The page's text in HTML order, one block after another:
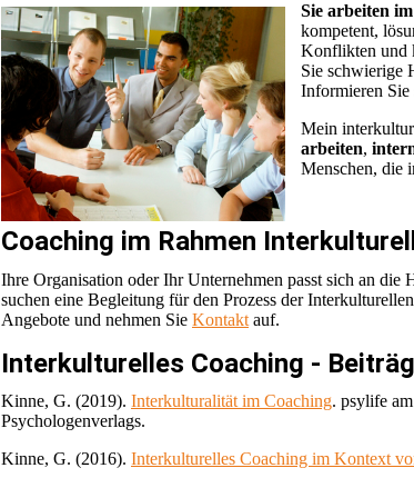
Sie arbeiten
kompetent,
Konflikten und
Sie schwierige
Informieren
Mein
arbeiten,
Menschen, die
Coaching im Rahmen
Ihre Organisation oder Ihr Unternehmen passt sich an
suchen eine Begleitung für den Prozess der
Angebote und nehmen Sie Kontakt auf.
Interkulturelles Coaching -
Kinne, G. (2019). Interkulturalität im Coaching. psylife
Psychologenverlags.
Kinne, G. (2016). Interkulturelles Coaching im Kontext